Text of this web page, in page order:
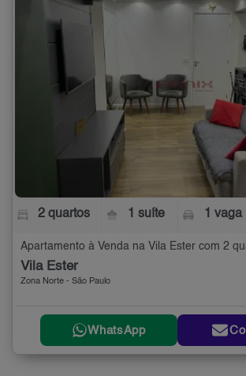
2 quartos 1 suíte 1 vaga
Apartamento à Venda na Vila Ester com 2
Vila Ester
Zona Norte - São Paulo
WhatsApp